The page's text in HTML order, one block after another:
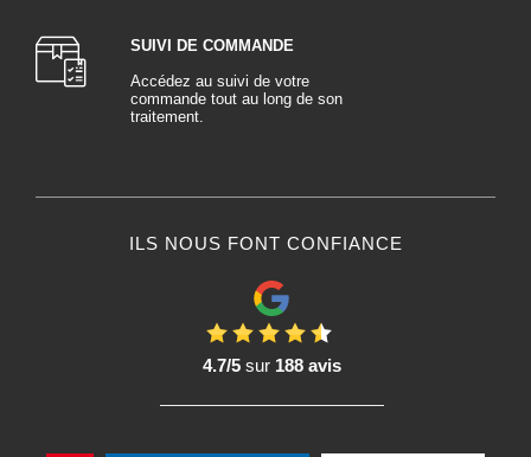
SUIVI DE COMMANDE
Accédez au suivi de votre
commande tout au long de son
traitement.
ILS NOUS FONT CONFIANCE
4.7/5sur 188 avis